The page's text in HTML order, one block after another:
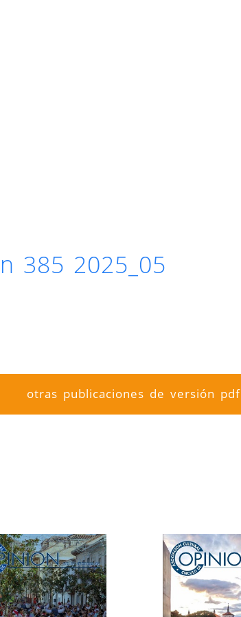
385 2025_05
otras publicaciones de versión pdf